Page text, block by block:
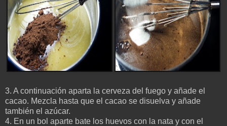
3. A continuación aparta la cerveza del fuego y añade el
cacao. Mezcla hasta que el cacao se disuelva y añade
también el azúcar.
4. En un bol aparte bate los huevos con la nata y con el